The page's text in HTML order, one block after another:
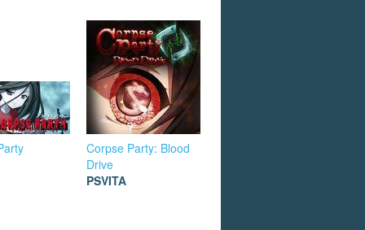
Corpse Party: Blood
Drive
PSVITA